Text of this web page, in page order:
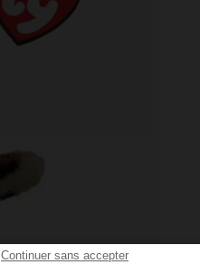
Continuer sans accepter